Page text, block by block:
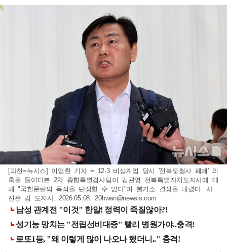
[과천=뉴시스] 이영환 기자 = 12·3 비상계엄 당시 '전북도청사 폐쇄' 의
혹을 들여다본 2차 종합특별검사팀이 김관영 전북특별자치도지사에 대
해 "국헌문란의 목적을 단정할 수 없다"며 불기소 결정을 내렸다. 사
진은 김 도지사. 2026.05.08. 20hwan@newsis.com